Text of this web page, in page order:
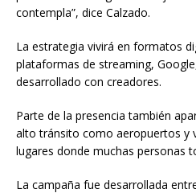
contempla”, dice Calzado.
La estrategia vivirá en formatos
plataformas de streaming,
desarrollado con creadores.
Parte de la presencia también
alto tránsito como aeropuertos y
lugares donde muchas personas
La campaña fue desarrollada